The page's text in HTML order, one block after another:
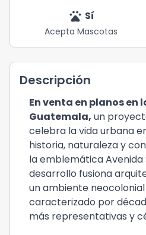
pets Sí
Acepta Mascotas
Descripción
En venta en planos en
Guatemala, un
celebra la vida urbana
historia, naturaleza y
la emblemática Avenida
desarrollo fusiona
un ambiente
caracterizado por
más representativas y